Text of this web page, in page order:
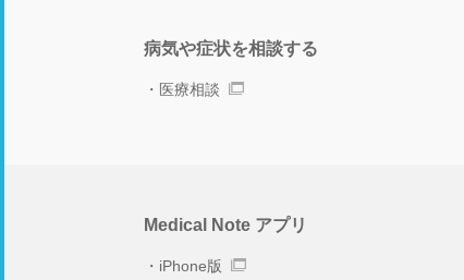
病気や症状を相談する
医療相談
Medical Note アプリ
iPhone版